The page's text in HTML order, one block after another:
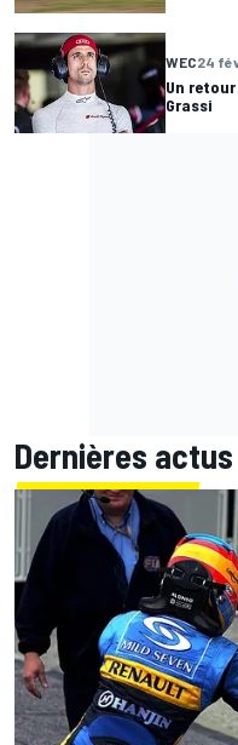
WEC24
Un
Grassi
Dernières actus